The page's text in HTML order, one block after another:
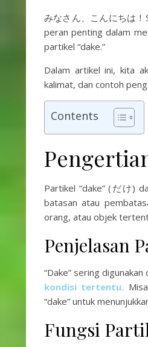
みなさん、こんにちは
peran penting dalam
partikel “dake.”
Dalam artikel ini, kita
kalimat, dan contoh
Contents
Partikel “dake” (だけ)
batasan atau
orang, atau objek
Penjelasan
“Dake” sering digunakan
kondisi tertentu.
“dake” untuk
Fungsi